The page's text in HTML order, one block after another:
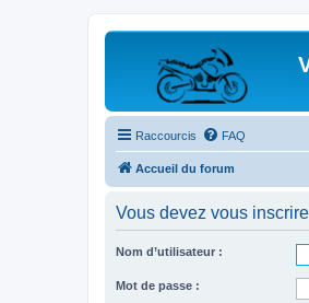
Raccourcis FAQ
Accueil du forum
Vous devez vous
Nom d’utilisateur :
Mot de passe :